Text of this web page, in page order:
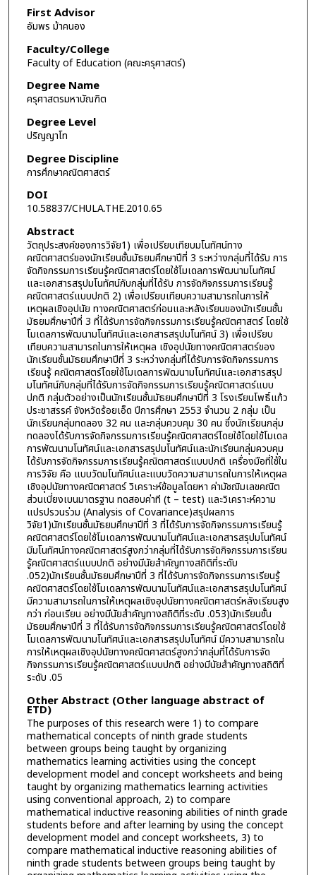
First Advisor
อัมพร ม้าคนอง
Faculty/College
Faculty of Education (คณะครุศาสตร์)
Degree Name
ครุศาสตรมหาบัณฑิต
Degree Level
ปริญญาโท
Degree Discipline
การศึกษาคณิตศาสตร์
DOI
10.58837/CHULA.THE.2010.65
Abstract
วัตถุประสงค์ของการวิจัย1) เพื่อเปรียบเทียบมโนทัศน์ทาง
คณิตศาสตร์ของนักเรียนชั้นมัธยมศึกษาปีที่ 3 ระหว่างกลุ่มที่ได้รับ การ
จัดกิจกรรมการเรียนรู้คณิตศาสตร์โดยใช้โมเดลการพัฒนามโนทัศน์
และเอกสารสรุปมโนทัศน์กับกลุ่มที่ได้รับ การจัดกิจกรรมการเรียนรู้
คณิตศาสตร์แบบปกติ 2) เพื่อเปรียบเทียบความสามารถในการให้
เหตุผลเชิงอุปนัย ทางคณิตศาสตร์ก่อนและหลังเรียนของนักเรียนชั้น
มัธยมศึกษาปีที่ 3 ที่ได้รับการจัดกิจกรรมการเรียนรู้คณิตศาสตร์ โดยใช้
โมเดลการพัฒนามโนทัศน์และเอกสารสรุปมโนทัศน์ 3) เพื่อเปรียบ
เทียบความสามารถในการให้เหตุผล เชิงอุปนัยทางคณิตศาสตร์ของ
นักเรียนชั้นมัธยมศึกษาปีที่ 3 ระหว่างกลุ่มที่ได้รับการจัดกิจกรรมการ
เรียนรู้ คณิตศาสตร์โดยใช้โมเดลการพัฒนามโนทัศน์และเอกสารสรุป
มโนทัศน์กับกลุ่มที่ได้รับการจัดกิจกรรมการเรียนรู้คณิตศาสตร์แบบ
ปกติ กลุ่มตัวอย่างเป็นนักเรียนชั้นมัธยมศึกษาปีที่ 3 โรงเรียนโพธิ์แก้ว
ประชาสรรค์ จังหวัดร้อยเอ็ด ปีการศึกษา 2553 จำนวน 2 กลุ่ม เป็น
นักเรียนกลุ่มทดลอง 32 คน และกลุ่มควบคุม 30 คน ซึ่งนักเรียนกลุ่ม
ทดลองได้รับการจัดกิจกรรมการเรียนรู้คณิตศาสตร์โดยใช้โดยใช้โมเดล
การพัฒนามโนทัศน์และเอกสารสรุปมโนทัศน์และนักเรียนกลุ่มควบคุม
ได้รับการจัดกิจกรรมการเรียนรู้คณิตศาสตร์แบบปกติ เครื่องมือที่ใช้ใน
การวิจัย คือ แบบวัดมโนทัศน์และแบบวัดความสามารถในการให้เหตุผล
เชิงอุปนัยทางคณิตศาสตร์ วิเคราะห์ข้อมูลโดยหา ค่ามัชฌิมเลขคณิต
ส่วนเบี่ยงเบนมาตรฐาน ทดสอบค่าที (t – test) และวิเคราะห์ความ
แปรปรวนร่วม (Analysis of Covariance)สรุปผลการ
วิจัย1)นักเรียนชั้นมัธยมศึกษาปีที่ 3 ที่ได้รับการจัดกิจกรรมการเรียนรู้
คณิตศาสตร์โดยใช้โมเดลการพัฒนามโนทัศน์และเอกสารสรุปมโนทัศน์
มีมโนทัศน์ทางคณิตศาสตร์สูงกว่ากลุ่มที่ได้รับการจัดกิจกรรมการเรียน
รู้คณิตศาสตร์แบบปกติ อย่างมีนัยสำคัญทางสถิติที่ระดับ
.052)นักเรียนชั้นมัธยมศึกษาปีที่ 3 ที่ได้รับการจัดกิจกรรมการเรียนรู้
คณิตศาสตร์โดยใช้โมเดลการพัฒนามโนทัศน์และเอกสารสรุปมโนทัศน์
มีความสามารถในการให้เหตุผลเชิงอุปนัยทางคณิตศาสตร์หลังเรียนสูง
กว่า ก่อนเรียน อย่างมีนัยสำคัญทางสถิติที่ระดับ .053)นักเรียนชั้น
มัธยมศึกษาปีที่ 3 ที่ได้รับการจัดกิจกรรมการเรียนรู้คณิตศาสตร์โดยใช้
โมเดลการพัฒนามโนทัศน์และเอกสารสรุปมโนทัศน์ มีความสามารถใน
การให้เหตุผลเชิงอุปนัยทางคณิตศาสตร์สูงกว่ากลุ่มที่ได้รับการจัด
กิจกรรมการเรียนรู้คณิตศาสตร์แบบปกติ อย่างมีนัยสำคัญทางสถิติที่
ระดับ .05
Other Abstract (Other language abstract of
ETD)
The purposes of this research were 1) to compare
mathematical concepts of ninth grade students
between groups being taught by organizing
mathematics learning activities using the concept
development model and concept worksheets and being
taught by organizing mathematics learning activities
using conventional approach, 2) to compare
mathematical inductive reasoning abilities of ninth grade
students before and after learning by using the concept
development model and concept worksheets, 3) to
compare mathematical inductive reasoning abilities of
ninth grade students between groups being taught by